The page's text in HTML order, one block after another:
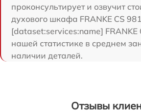
проконсультирует и озвучит
духового шкафа FRANKE CS
[dataset:services:name] FRANKE
нашей статистике в среднем
наличии деталей.
Отзывы